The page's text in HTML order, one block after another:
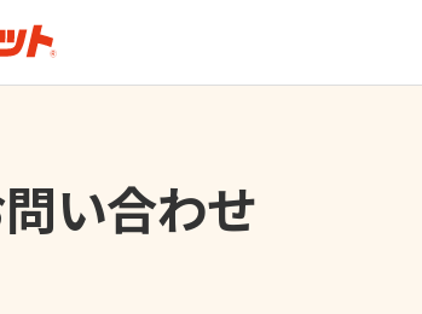
い合わせ